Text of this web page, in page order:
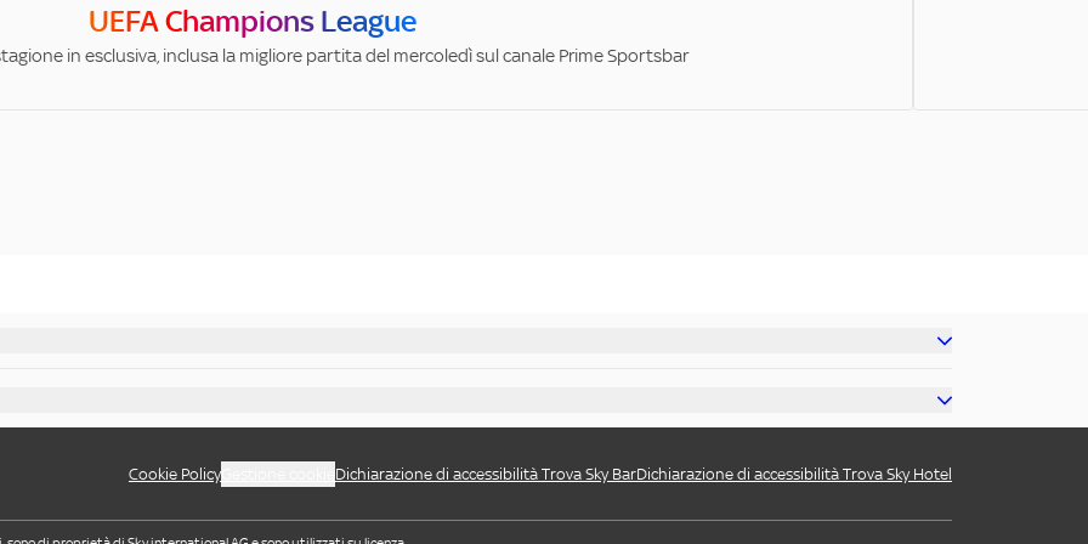
UEFA Champions League
in esclusiva, inclusa la migliore partita del mercoledì sul canale Prime Sportsbar
Cookie Policy Dichiarazione di accessibilità Trova Sky BarDichiarazione di accessibilità Trova Sky Hotel